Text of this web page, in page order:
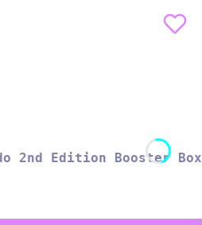
2nd Edition Booster Box